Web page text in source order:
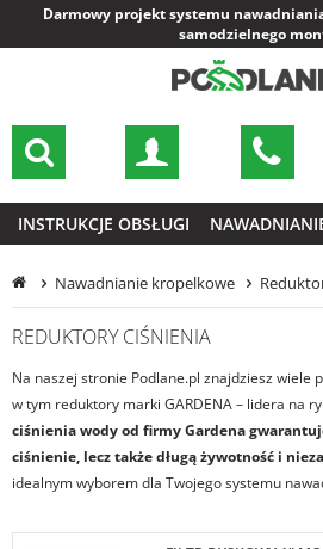
Darmowy projekt systemu
samodzielnego
INSTRUKCJE OBSŁUGI
Nawadnianie kropelkowe
REDUKTORY CIŚNIENIA
Na naszej stronie Podlane.pl znajdziesz wiele
w tym reduktory marki GARDENA – lidera na
ciśnienia wody od firmy Gardena
ciśnienie, lecz także długą żywotność i
idealnym wyborem dla Twojego systemu